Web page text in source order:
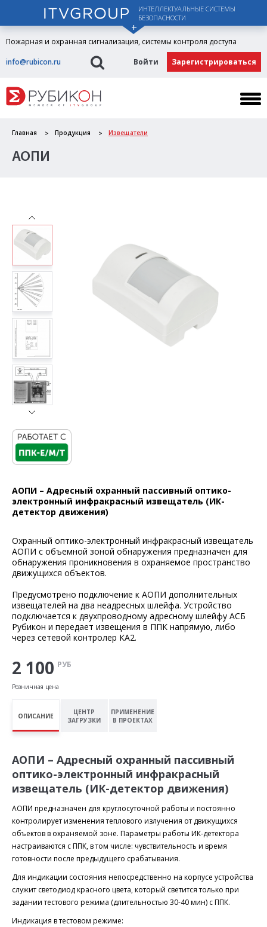
ИНТЕЛЛЕКТУАЛЬНЫЕ СИСТЕМЫ
БЕЗОПАСНОСТИ
Пожарная и охранная сигнализация, системы контроля доступа
info@rubicon.ru
Войти Зарегистрироваться
Главная Продукция Извещатели
АОПИ
АОПИ – Адресный охранный пассивный оптико-
электронный инфракрасный извещатель (ИК-
детектор движения)
Охранный оптико-электронный инфракрасный извещатель
АОПИ с объемной зоной обнаружения предназначен для
обнаружения проникновения в охраняемое пространство
движущихся объектов.
Предусмотрено подключение к АОПИ дополнительных
извещателей на два неадресных шлейфа. Устройство
подключается к двухпроводному адресному шлейфу АСБ
Рубикон и передает извещения в ППК напрямую, либо
через сетевой контролер КА2.
2 100 РУБ
Розничная цена
ОПИСАНИЕ
ЦЕНТР
ЗАГРУЗКИ
ПРИМЕНЕНИЕ
В ПРОЕКТАХ
АОПИ – Адресный охранный пассивный
оптико-электронный инфракрасный
извещатель (ИК-детектор движения)
АОПИ предназначен для круглосуточной работы и постоянно
контролирует изменения теплового излучения от движущихся
объектов в охраняемой зоне. Параметры работы ИК-детектора
настраиваются с ППК, в том числе: чувствительность и время
готовности после предыдущего срабатывания.
Для индикации состояния непосредственно на корпусе устройства
служит светодиод красного цвета, который светится только при
задании тестового режима (длительностью 30-40 мин) с ППК.
Индикация в тестовом режиме: